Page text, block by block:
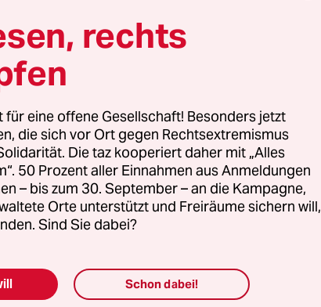
ein Minigedicht von
Gutes. Außer man tut
etwas Gutes tun. Aber das
Es kann sogar sein,
rechts
eine offene Gesellschaft! Besonders jetzt
die sich vor Ort gegen Rechtsextremismus
Die taz kooperiert daher mit „Alles
50 Prozent aller Einnahmen aus Anmeldungen
– bis zum 30. September – an die Kampagne,
Orte unterstützt und Freiräume sichern will,
Sind Sie dabei?
Schon dabei!